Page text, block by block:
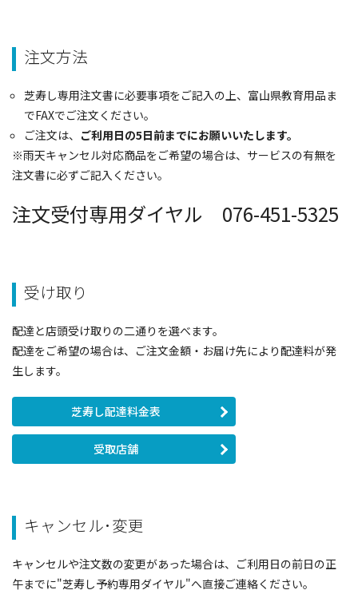
注文方法
芝寿し専用注文書に必要事項をご記入の上、富山県教育用品ま
でFAXでご注文ください。
ご注文は、 ご利用日の5日前までにお願いいたします。
※雨天キャンセル対応商品をご希望の場合は、サービスの有無を
注文書に必ずご記入ください。
注文受付専用ダイヤル 076-451-5325
受け取り
配達と店頭受け取りの二通りを選べます。
配達をご希望の場合は、ご注文金額・お届け先により配達料が発
生します。
芝寿し配達料金表
受取店舗
キャンセル･変更
キャンセルや注文数の変更があった場合は、ご利用日の前日の正
午までに"芝寿し予約専用ダイヤル"へ直接ご連絡ください。